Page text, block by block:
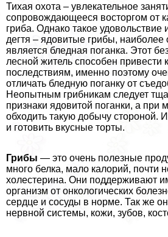
Тихая охота – увлекательное
сопровождающееся восторгом от
гриба. Однако такое
дегтя – ядовитые грибы,
является бледная поганка. Этот
лесной житель способен
последствиям, именно поэтому
отличать бледную поганку от
Неопытным грибникам следует
признаки ядовитой поганки, а
обходить такую добычу стороной.
и готовить вкусные торты.
Грибы — это очень полезные
много белка, мало калорий, почти
холестерина. Они поддерживают
организм от oнкoлoгических
сердце и сосуды в норме. Так же
нервной системы, кожи, зубов,